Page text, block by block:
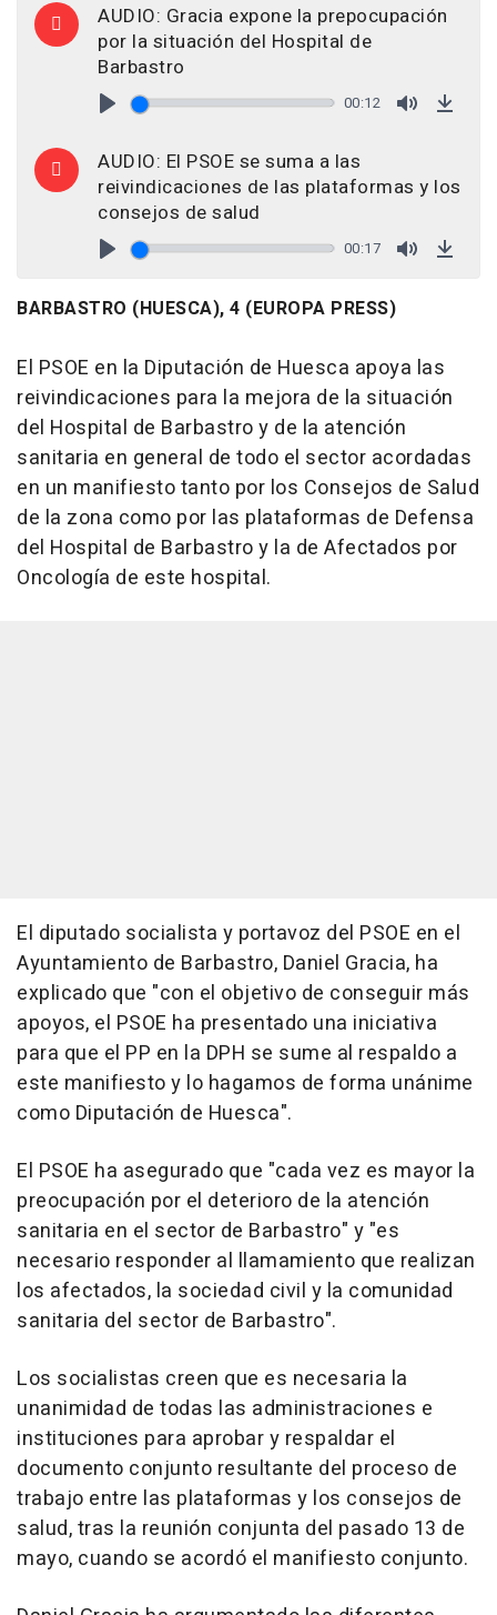
AUDIO: Gracia expone la prepocupación
por la situación del Hospital de
Barbastro
00:12
AUDIO: El PSOE se suma a las
reivindicaciones de las plataformas y los
consejos de salud
00:17
BARBASTRO (HUESCA), 4 (EUROPA PRESS)
El PSOE en la Diputación de Huesca apoya las
reivindicaciones para la mejora de la situación
del Hospital de Barbastro y de la atención
sanitaria en general de todo el sector acordadas
en un manifiesto tanto por los Consejos de Salud
de la zona como por las plataformas de Defensa
del Hospital de Barbastro y la de Afectados por
Oncología de este hospital.
El diputado socialista y portavoz del PSOE en el
Ayuntamiento de Barbastro, Daniel Gracia, ha
explicado que "con el objetivo de conseguir más
apoyos, el PSOE ha presentado una iniciativa
para que el PP en la DPH se sume al respaldo a
este manifiesto y lo hagamos de forma unánime
como Diputación de Huesca".
El PSOE ha asegurado que "cada vez es mayor la
preocupación por el deterioro de la atención
sanitaria en el sector de Barbastro" y "es
necesario responder al llamamiento que realizan
los afectados, la sociedad civil y la comunidad
sanitaria del sector de Barbastro".
Los socialistas creen que es necesaria la
unanimidad de todas las administraciones e
instituciones para aprobar y respaldar el
documento conjunto resultante del proceso de
trabajo entre las plataformas y los consejos de
salud, tras la reunión conjunta del pasado 13 de
mayo, cuando se acordó el manifiesto conjunto.